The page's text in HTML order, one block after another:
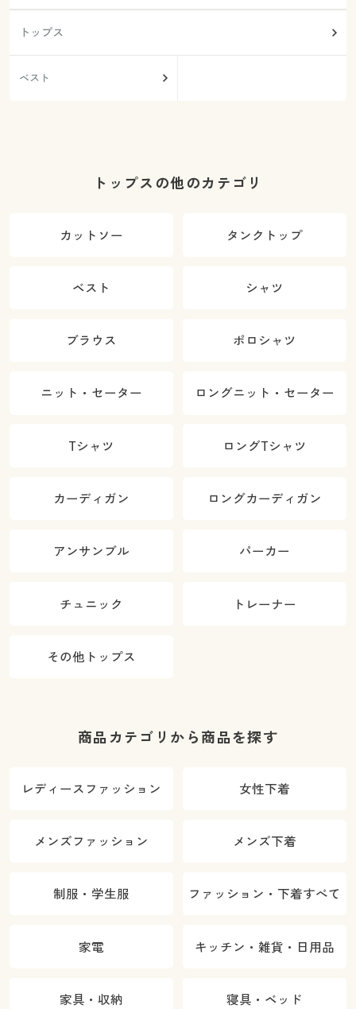
トップス
ベスト
トップスの他のカテゴリ
カットソー タンクトップ
ベスト シャツ
ブラウス ポロシャツ
ニット・セーター ロングニット・セーター
Tシャツ ロングTシャツ
カーディガン ロングカーディガン
アンサンブル パーカー
チュニック トレーナー
その他トップス
商品カテゴリから商品を探す
レディースファッション 女性下着
メンズファッション メンズ下着
制服・学生服 ファッション・下着すべて
家電 キッチン・雑貨・日用品
家具・収納 寝具・ベッド